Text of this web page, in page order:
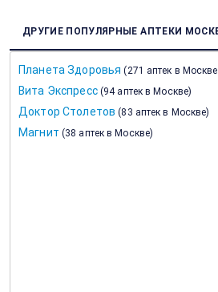
ДРУГИЕ ПОПУЛЯРНЫЕ АПТЕКИ
Планета Здоровья (271 аптек в Москве
Вита Экспресс (94 аптек в Москве)
Доктор Столетов (83 аптек в Москве)
Магнит (38 аптек в Москве)